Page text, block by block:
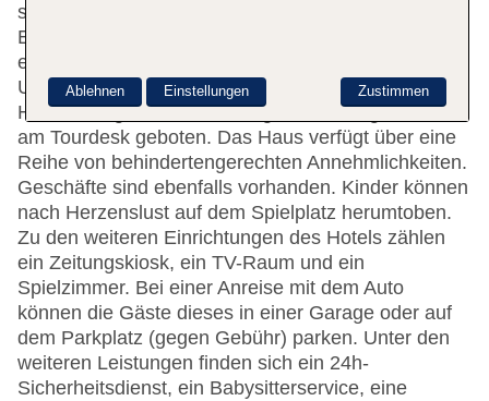
steht zur Seite beim Ein- und Auschecken. Die
Einrichtung des Hotels umfasst eine Garderobe,
eine Gepäckaufbewahrung und einen Safe. In der
Unterbringung steht WLAN zur Verfügung.
Hilfestellung bei der Buchung von Ausflügen wird
am Tourdesk geboten. Das Haus verfügt über eine
Reihe von behindertengerechten Annehmlichkeiten.
Geschäfte sind ebenfalls vorhanden. Kinder können
nach Herzenslust auf dem Spielplatz herumtoben.
Zu den weiteren Einrichtungen des Hotels zählen
ein Zeitungskiosk, ein TV-Raum und ein
Spielzimmer. Bei einer Anreise mit dem Auto
können die Gäste dieses in einer Garage oder auf
dem Parkplatz (gegen Gebühr) parken. Unter den
weiteren Leistungen finden sich ein 24h-
Sicherheitsdienst, ein Babysitterservice, eine
Zustimmen
Ablehnen Einstellungen